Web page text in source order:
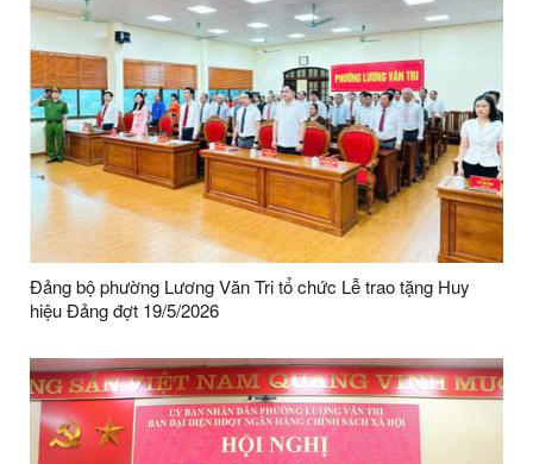
Đảng bộ phường Lương Văn Tri tổ chức Lễ trao tặng Huy
hiệu Đảng đợt 19/5/2026